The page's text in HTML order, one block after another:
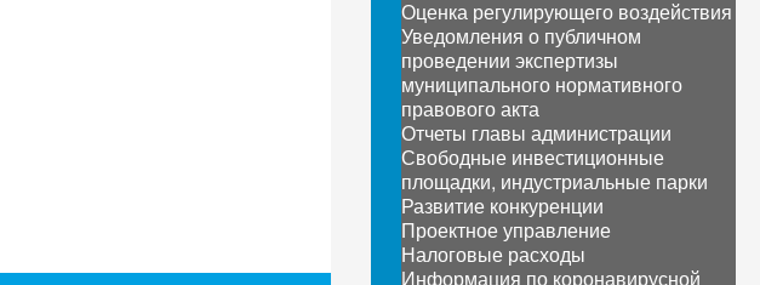
Оценка регулирующего воздействия
Уведомления о публичном
проведении экспертизы
муниципального нормативного
правового акта
Отчеты главы администрации
Свободные инвестиционные
площадки, индустриальные парки
Развитие конкуренции
Проектное управление
Налоговые расходы
Информация по коронавирусной